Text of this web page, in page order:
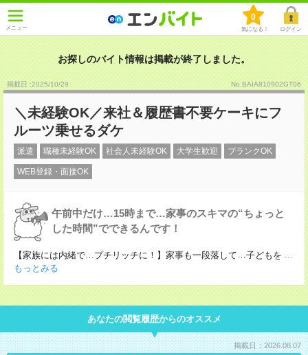
メニュー
0
気になる！ ログイン
お探しのバイト情報は掲載が終了しました。
掲載日 :2025/10/29 No.BAIA810902GT06
＼未経験OK／来社＆履歴書不要ケーキにフ
ルーツ乗せるダケ
派遣 職種未経験OK 社会人未経験OK 大学生歓迎 ブランクOK
WEB登録・面接OK
午前中だけ…15時まで…家事のスキマの“ちょっと
した時間”でできるんです！
【家族には内緒で…プチリッチに！】家事も一段落して…子どもを ...
もっとみる
あなたの閲覧履歴からのオススメ
掲載日：2026.08.07